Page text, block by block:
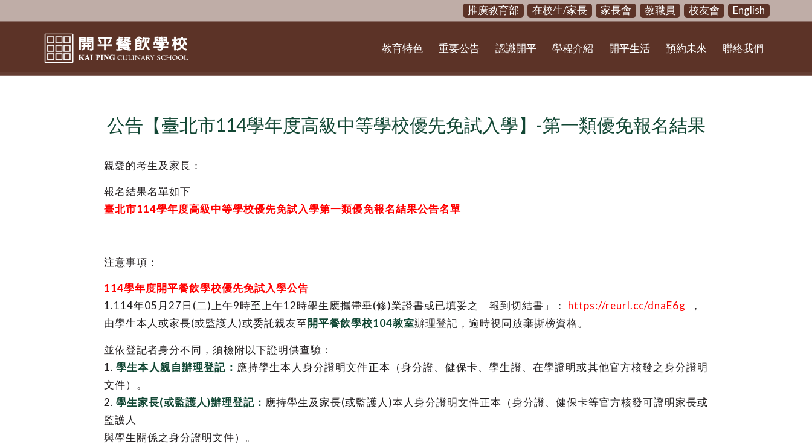
推廣教育部 在校生/家長 家長會 教職員 校友會 English
教育特色 重要公告 認識開平 學程介紹 開平生活 預約未來 聯絡我們
公告【臺北市114學年度高級中等學校優先免試入學】-第一類優免報名結果
親愛的考生及家長：
報名結果名單如下
臺北市114學年度高級中等學校優先免試入學第一類優免報名結果公告名單
注意事項：
114學年度開平餐飲學校優先免試入學公告
1.114年05月27日(二)上午9時至上午12時學生應攜帶畢(修)業證書或已填妥之「報到切結書」：
https://reurl.cc/dnaE6g
，
由學生本人或家長(或監護人)或委託親友至 開平餐飲學校104教室辦理登記，逾時視同放棄撕榜資格。
並依登記者身分不同，須檢附以下證明供查驗：
1.學生本人親自辦理登記： 應持學生本人身分證明文件正本（身分證、健保卡、學生證、在學證明或其他官方核發之身分證明
文件）。
2. 學生家長(或監護人)辦理登記： 應持學生及家長(或監護人)本人身分證明文件正本（身分證、健保卡等官方核發可證明家長或
監護人
與學生關係之身分證明文件）。